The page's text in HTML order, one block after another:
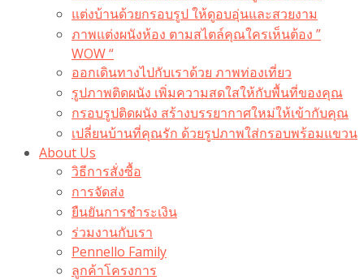
แต่งบ้านด้วยกรอบรูป ให้ดูอบอุ่นและสวยงาม
ภาพแต่งผนังห้อง ตามสไตล์คุณใครเห็นต้อง ”
WOW “
ออกเดินทางไปกับเราด้วย ภาพท่องเที่ยว
รูปภาพติดผนัง เพิ่มความสดใสให้กับพื้นที่ของคุณ
กรอบรูปติดผนัง สร้างบรรยากาศใหม่ให้เข้ากับคุณ
เปลี่ยนบ้านที่คุณรัก ด้วยรูปภาพใส่กรอบพร้อมแขวน​
About Us
วิธีการสั่งซื้อ
การจัดส่ง
ยืนยันการชำระเงิน
ร่วมงานกับเรา
Pennello Family
ลูกค้าโครงการ